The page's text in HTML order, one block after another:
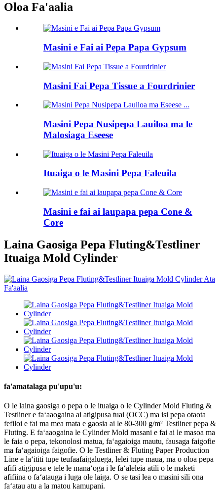
Oloa Fa'aalia
Masini e Fai ai Pepa Papa Gypsum
Masini Fai Pepa Tissue a Fourdrinier
Masini Pepa Nusipepa Lauiloa ma le
Malosiaga Eseese
Ituaiga o le Masini Pepa Faleuila
Masini e fai ai laupapa pepa Cone &
Core
Laina Gaosiga Pepa Fluting&Testliner
Ituaiga Mold Cylinder
fa'amatalaga pu'upu'u:
O le laina gaosiga o pepa o le ituaiga o le Cylinder Mold Fluting &
Testliner e faʻaaogaina ai atigipusa tuai (OCC) ma isi pepa otaota
fefiloi e fai ma mea mata e gaosia ai le 80-300 g/m² Testliner pepa &
Fluting. E faʻaaogaina le Cylinder Mold masani e fai ai le masoa ma
le faia o pepa, tekonolosi matua, faʻagaioiga mautu, fausaga faigofie
ma faʻagaioiga faigofie. O le Testliner & Fluting Paper Production
Line e laʻititi tupe teufaafaigaluega, lelei tupe maua, ma o oloa pepa
afifi atigipusa e tele le manaʻoga i le faʻaleleia atili o le maketi
afifiina o faʻatauga i luga ole laiga. O se tasi lea o masini sili ona
faʻatau atu a la matou kamupani.